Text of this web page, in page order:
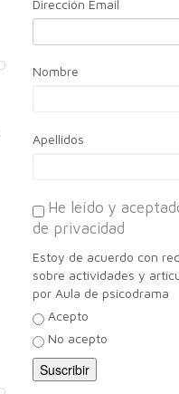
Dirección Email
Nombre
Apellidos
He leído y
de privacidad
Estoy de acuerdo con
sobre actividades y
por Aula de psicodrama
Acepto
No acepto